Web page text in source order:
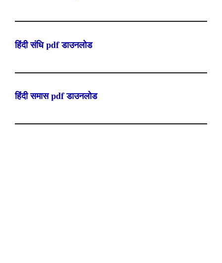
हिंदी संधि pdf डाउनलोड
हिंदी समास pdf डाउनलोड